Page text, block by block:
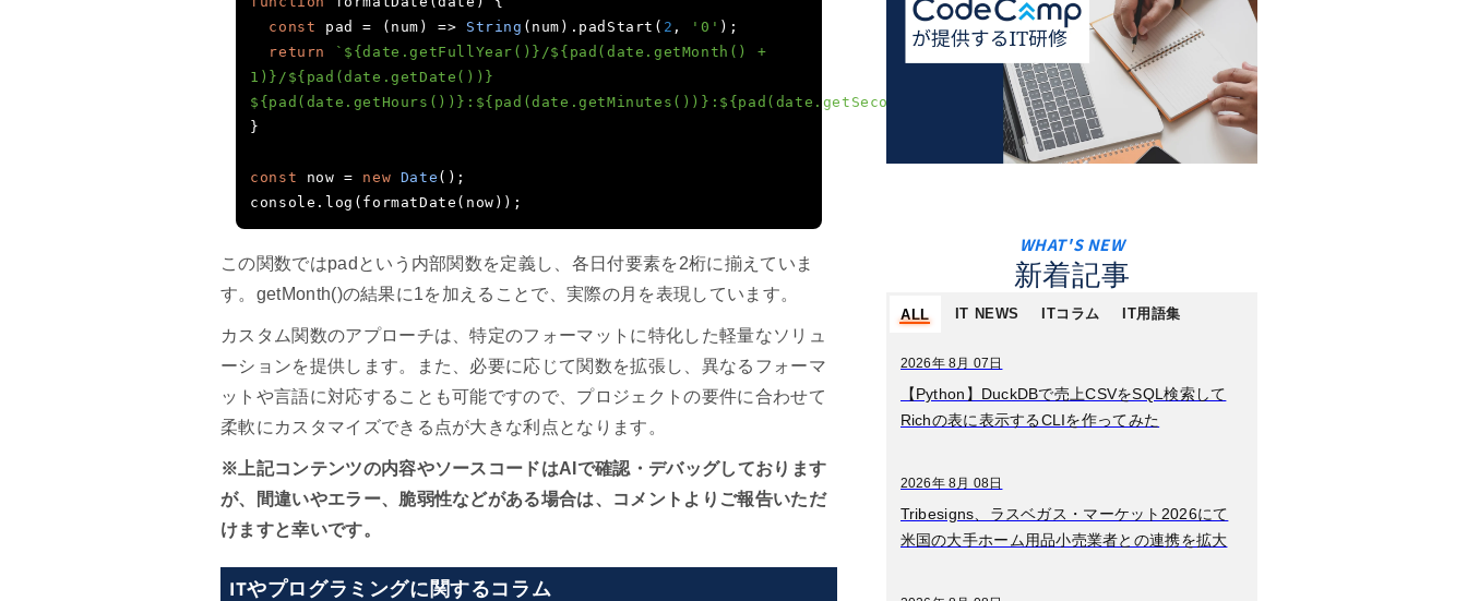
const pad = ( num ) => String ( num ). padStart ( 2 , '0' );
return
`${date.getFullYear()}/${pad(date.getMonth() +
1)}/${pad(date.getDate())}
${pad(date.getHours())}:${pad(date.getMinutes())}:${pad(date.getSeconds())}`
}
const now = new Date ();
console . log ( formatDate ( now ));
この関数ではpadという内部関数を定義し、各日付要素を2桁に揃えていま
す。getMonth()の結果に1を加えることで、実際の月を表現しています。
カスタム関数のアプローチは、特定のフォーマットに特化した軽量なソリュ
ーションを提供します。また、必要に応じて関数を拡張し、異なるフォーマ
ットや言語に対応することも可能ですので、プロジェクトの要件に合わせて
柔軟にカスタマイズできる点が大きな利点となります。
※上記コンテンツの内容やソースコードはAIで確認・デバッグしております
が、間違いやエラー、脆弱性などがある場合は、コメントよりご報告いただ
けますと幸いです。
ITやプログラミングに関するコラム
新着記事
ALL IT NEWS ITコラム IT用語集
2026年8月07日
【Python】DuckDB
で売上CSVをSQL検
示するCLIを作って
【前編】Claude
Code・Codexのトー
クン使用量を確認す
るツールを作ってみ
2026年8月07日
ディベートとは？意
味をわかりやすく簡
2026年8月06日
データマネジメント
やすく簡単に解説
2026年 8月 07日
【Python】DuckDBで売上CSVをSQL検索して
Richの表に表示するCLIを作ってみた
2026年 8月 08日
Tribesigns、ラスベガス・マーケット2026にて
米国の大手ホーム用品小売業者との連携を拡大